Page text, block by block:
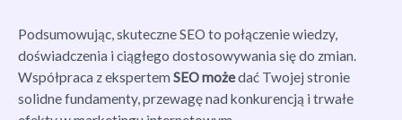
Podsumowując, skuteczne SEO to połączenie wiedzy,
doświadczenia i ciągłego dostosowywania się do zmian.
Współpraca z ekspertem SEO możedać Twojej stronie
solidne fundamenty, przewagę nad konkurencją i trwałe